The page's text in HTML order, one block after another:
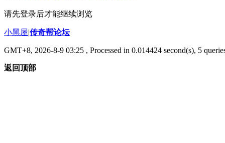
请先登录后才能继续浏览
小黑屋|传奇帮论坛
GMT+8, 2026-8-9 03:25 , Processed in 0.014424 second(s), 5
返回顶部